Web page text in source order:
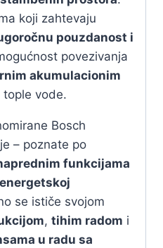
koji zahtevaju
pouzdanost i
povezivanja
akumulacionim
tople vode.
Bosch
– poznate po
funkcijama
se ističe svojom
, tihim radom i
u radu sa